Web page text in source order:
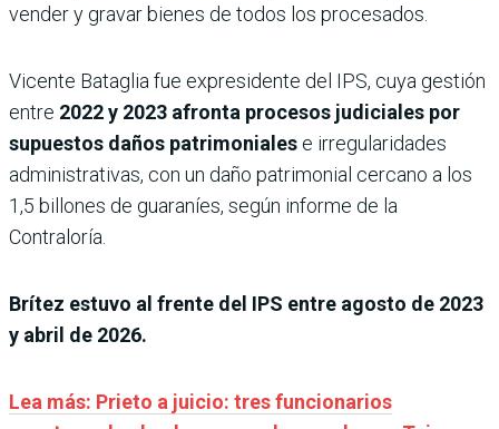
vender y gravar bienes de todos los procesados.
Vicente Bataglia fue expresidente del IPS, cuya gestión
entre 2022 y 2023 afronta procesos judiciales por
supuestos daños patrimoniales e irregularidades
administrativas, con un daño patrimonial cercano a los
1,5 billones de guaraníes, según informe de la
Contraloría.
Brítez estuvo al frente del IPS entre agosto de 2023
y abril de 2026.
Lea más: Prieto a juicio: tres funcionarios